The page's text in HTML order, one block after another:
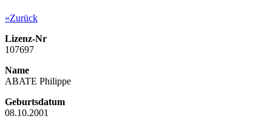
«Zurück
Lizenz-Nr
107697
Name
ABATE Philippe
Geburtsdatum
08.10.2001